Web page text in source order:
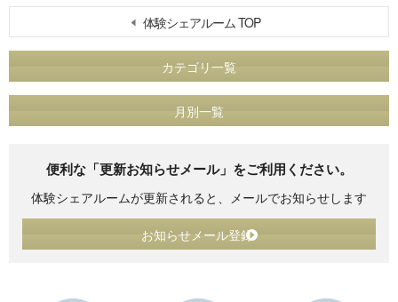
体験シェアルーム TOP
カテゴリ一覧
月別一覧
便利な「更新お知らせメール」をご利用ください。
体験シェアルームが更新されると、メールでお知らせします
お知らせメール登録